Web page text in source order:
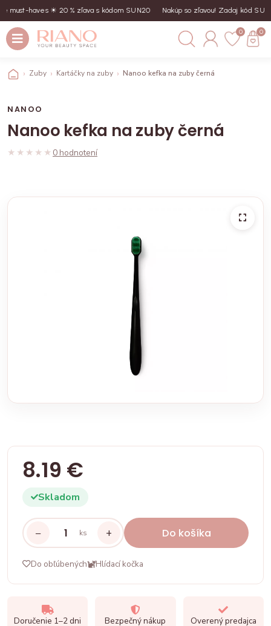
haves ☀︎ 20 % zľava s kódom SUN20 Nakúp so zľavou! Zadaj kód SUN20
0 0
Zuby Kartáčky na zuby Nanoo kefka na zuby černá
NANOO
Nanoo kefka na zuby černá
★★★★★
★★★★★ 0 hodnotení
8.19 €
Skladom
− ks + Do košíka
Do obľúbených Hlídací kočka
Doručenie 1–2 dni Bezpečný nákup Overený predajca